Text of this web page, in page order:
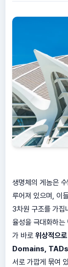
생명체의 게놈은
루어져 있으며, 이
3차원 구조를 가집
율성을 극대화하는
가 바로 위상적으
Domains,
서로 가깝게 묶여